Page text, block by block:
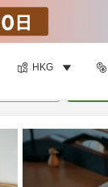
HKG